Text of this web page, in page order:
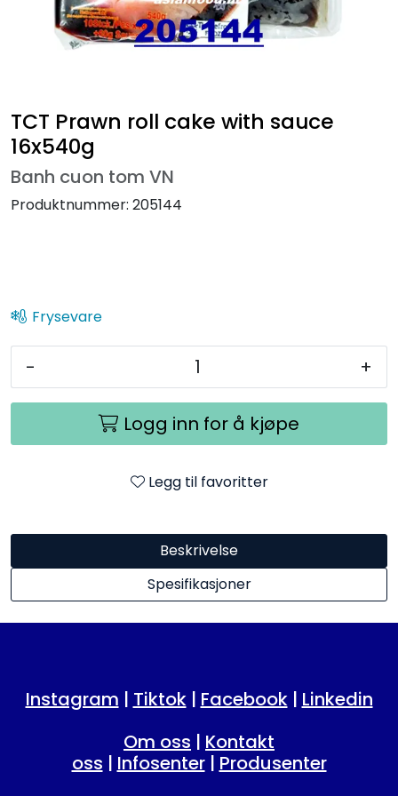
TCT Prawn roll cake with sauce
16x540g
Banh cuon tom VN
Produktnummer: 205144
Frysevare
- +
Logg inn for å kjøpe
Legg til favoritter
Beskrivelse
Spesifikasjoner
Instagram | Tiktok| Facebook| Linkedin
Om oss | Kontakt
oss | Infosenter| Produsenter